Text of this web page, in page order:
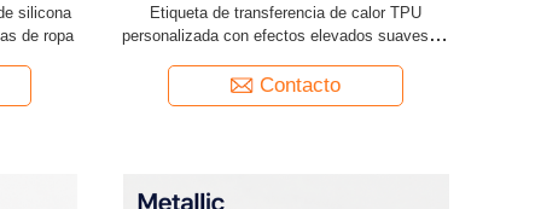
silicona
de ropa
Etiqueta de transferencia de calor TPU
personalizada con efectos elevados suaves en
Logotipo sombreros Bolsas
Contacto